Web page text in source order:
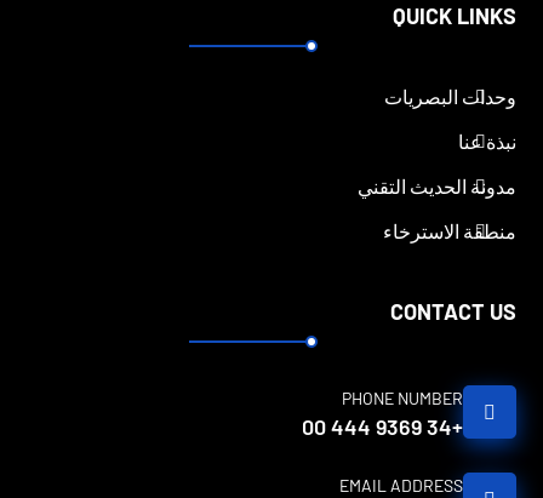
QUICK LINKS
وحدات البصريات
نبذة عنا
مدونة الحديث التقني
منطقة الاسترخاء
CONTACT US
PHONE NUMBER
+34 9369 444 00
EMAIL ADDRESS